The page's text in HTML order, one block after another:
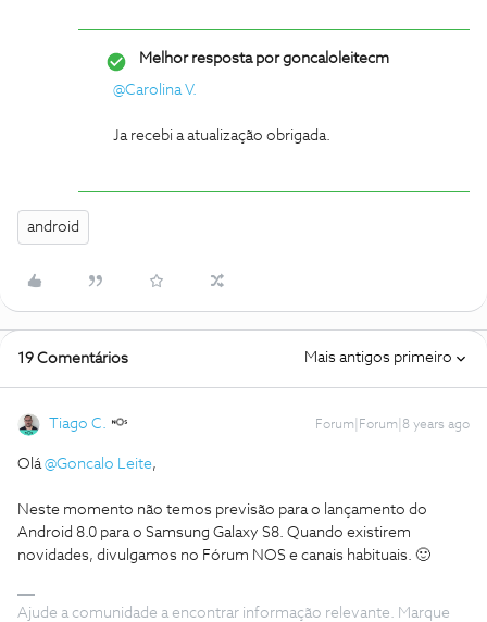
Melhor resposta porgoncaloleitecm
@Carolina V.
Ja recebi a atualização obrigada.
android
19 Comentários Mais antigos primeiro
Tiago C. Forum|Forum|8 years ago
Olá@Goncalo Leite,
Neste momento não temos previsão para o lançamento do
Android 8.0 para o Samsung Galaxy S8. Quando existirem
novidades, divulgamos no Fórum NOS e canais habituais. 🙂
Ajude a comunidade a encontrar informação relevante. Marque